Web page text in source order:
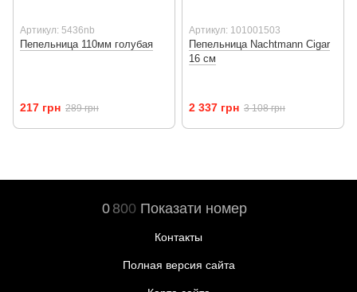
Артикул: 5436nb
Пепельница 110мм голубая
217 грн 289 грн
Артикул: 101001503
Пепельница Nachtmann Cigar
16 см
2 337 грн 3 108 грн
0 800 Показати номер
Контакты
Полная версия сайта